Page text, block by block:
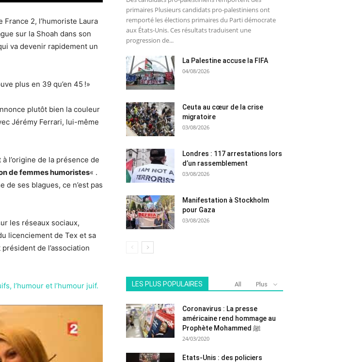
2, l’humoriste Laura
sur la Shoah dans son
va devenir rapidement un
plus en 39 qu’en 45 !»
plutôt bien la couleur
Jérémy Ferrari, lui-même
l’origine de la présence de
de femmes humoristes« .
ses blagues, ce n’est pas
les réseaux sociaux,
licenciement de Tex et sa
de l’association
l’humour et l’humour juif.
primaires Plusieurs candidats pro-palestiniens ont
remporté les élections primaires du Parti démocrate
aux États-Unis. Ces résultats traduisent une
progression de...
La Palestine accuse la FIFA
04/08/2026
Ceuta au cœur de la crise
migratoire
03/08/2026
Londres : 117 arrestations lors
d’un rassemblement
03/08/2026
Manifestation à Stockholm
pour Gaza
03/08/2026
LES PLUS POPULAIRES All Plus
Coronavirus : La presse
américaine rend hommage au
Prophète Mohammed ﷺ
24/03/2020
Etats-Unis : des policiers